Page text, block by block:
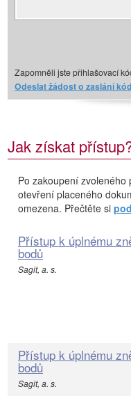
Zapomněli jste přihlašovací
Odeslat žádost o zaslání
Jak získat
Po zakoupení
otevření placeného
omezena. Přečtěte si
Přístup k úplnému
bodů
Sagit, a. s.
Přístup k úplnému
bodů
Sagit, a. s.